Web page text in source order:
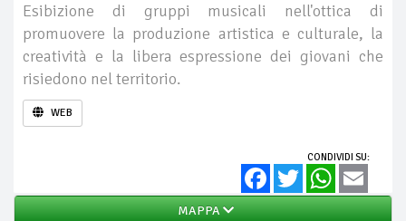
Esibizione di gruppi musicali nell'ottica di
promuovere la produzione artistica e culturale, la
creatività e la libera espressione dei giovani che
risiedono nel territorio.
WEB
CONDIVIDI SU:
FacebookTwitter WhatsApp
MAPPA